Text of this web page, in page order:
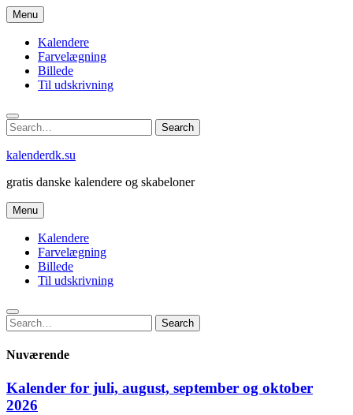
Skip
to
content
Menu
Kalendere
Farvelægning
Billede
Til udskrivning
Search
for:
Search
kalenderdk.su
gratis danske kalendere og skabeloner
Menu
Kalendere
Farvelægning
Billede
Til udskrivning
Search
for:
Search
Nuværende
Kalender for juli, august, september og oktober
2026